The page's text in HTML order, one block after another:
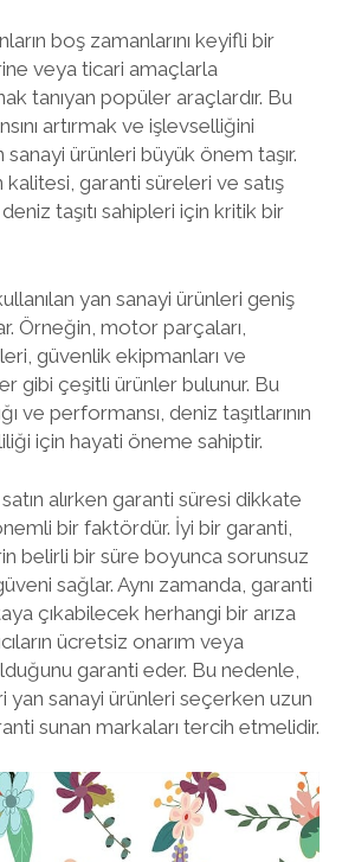
boş zamanlarını keyifli bir
veya ticari amaçlarla
tanıyan popüler araçlardır. Bu
artırmak ve işlevselliğini
ürünleri büyük önem taşır.
garanti süreleri ve satış
taşıtı sahipleri için kritik bir
yan sanayi ürünleri geniş
Örneğin, motor parçaları,
güvenlik ekipmanları ve
gibi çeşitli ürünler bulunur. Bu
ve performansı, deniz taşıtlarının
için hayati öneme sahiptir.
alırken garanti süresi dikkate
bir faktördür. İyi bir garanti,
belirli bir süre boyunca sorunsuz
sağlar. Aynı zamanda, garanti
çıkabilecek herhangi bir arıza
ücretsiz onarım veya
garanti eder. Bu nedenle,
yan sanayi ürünleri seçerken uzun
sunan markaları tercih etmelidir.